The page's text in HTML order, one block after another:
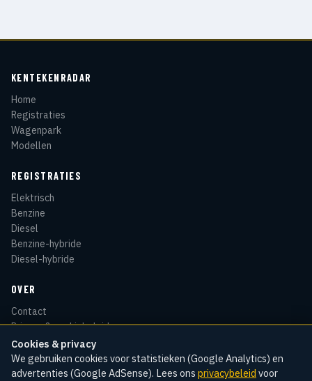
Cookies & privacy
We gebruiken cookies voor statistieken (Google Analytics) en
advertenties (Google AdSense). Lees ons privacybeleid voor
KENTEKENRADAR
Home
Registraties
Wagenpark
Modellen
REGISTRATIES
Elektrisch
Benzine
Diesel
Benzine-hybride
Diesel-hybride
OVER
Contact
Privacy & cookiebeleid
Disclaimer
Sitemap